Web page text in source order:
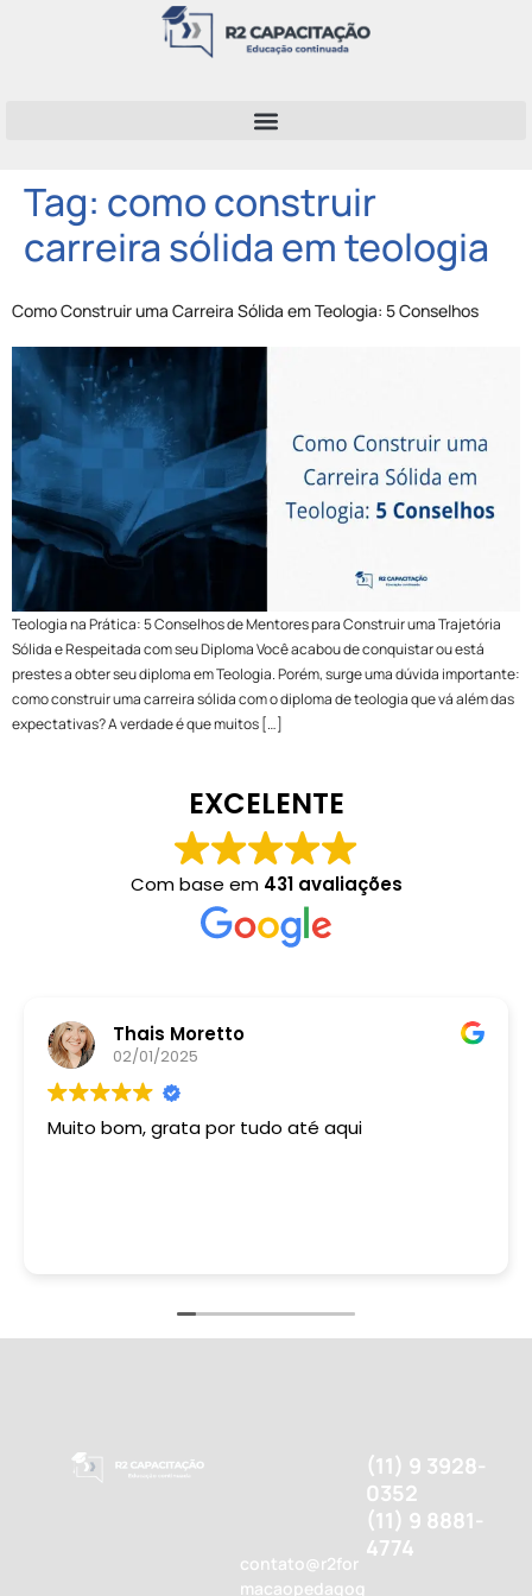
Tag: como construir
carreira sólida em teologia
Como Construir uma Carreira Sólida em Teologia: 5 Conselhos
Teologia na Prática: 5 Conselhos de Mentores para Construir uma Trajetória
Sólida e Respeitada com seu Diploma Você acabou de conquistar ou está
prestes a obter seu diploma em Teologia. Porém, surge uma dúvida importante:
como construir uma carreira sólida com o diploma de teologia que vá além das
expectativas? A verdade é que muitos […]
EXCELENTE
Com base em 431 avaliações
Thais Moretto
02/01/2025
Muito bom, grata por tudo até aqui
contato@r2for
macaopedagog
(11) 9 3928-
0352
(11) 9 8881-
4774